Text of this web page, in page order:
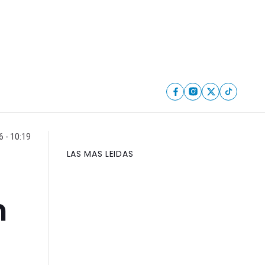
- 10:19
LAS MAS LEIDAS